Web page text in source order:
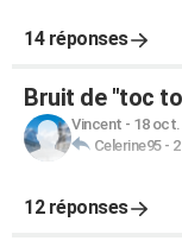
14 réponses
Bruit de "toc
Vincent - 18 oct.
Celerine95-
12 réponses